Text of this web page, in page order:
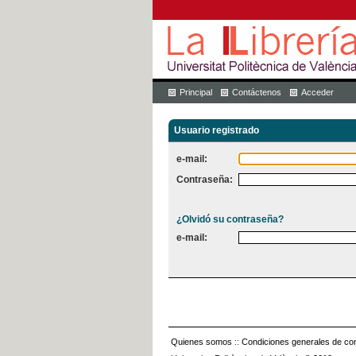
Principal Contáctenos Acceder
Usuario registrado
e-mail:
Contraseña:
¿Olvidó su contraseña?
e-mail:
Quienes somos :: Condiciones generales de